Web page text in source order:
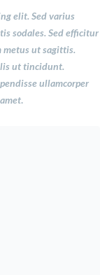
elit. Sed varius
sodales. Sed efficitur
ut sagittis.
ut tincidunt.
ullamcorper
.